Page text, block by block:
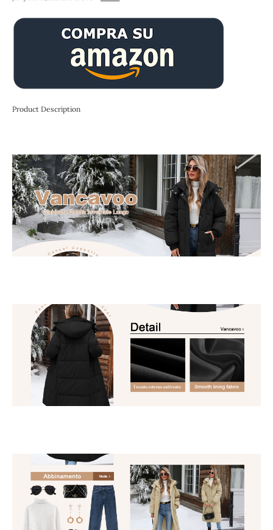
Product Description